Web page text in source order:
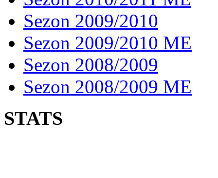
Sezon 2009/2010
Sezon 2009/2010 ME
Sezon 2008/2009
Sezon 2008/2009 ME
STATS